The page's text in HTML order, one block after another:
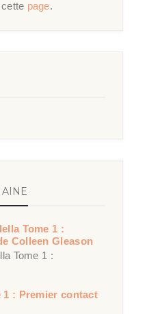
page.
Tome 1 :
Colleen Gleason
Tome 1 :
1 : Premier contact